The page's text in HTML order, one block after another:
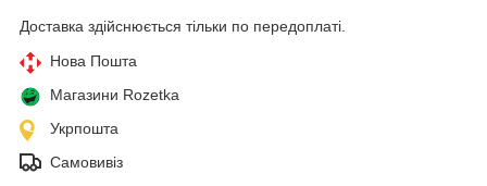
Доставка здійснюється тільки по передоплаті.
Нова Пошта
Магазини Rozetka
Укрпошта
Самовивіз